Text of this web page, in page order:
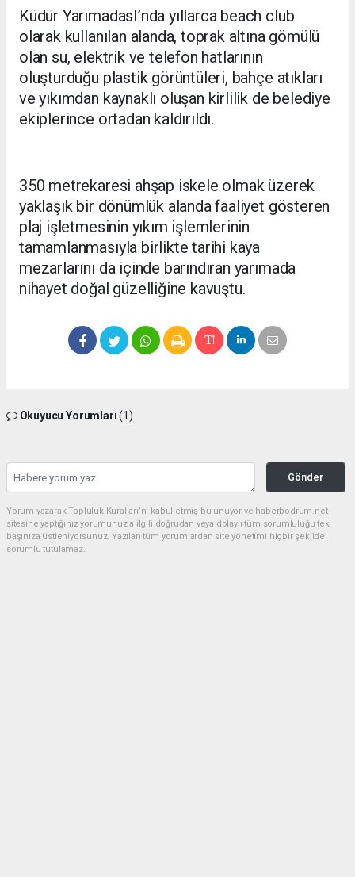
Küdür YarımadasI’nda yıllarca beach club
olarak kullanılan alanda, toprak altına gömülü
olan su, elektrik ve telefon hatlarının
oluşturduğu plastik görüntüleri, bahçe atıkları
ve yıkımdan kaynaklı oluşan kirlilik de belediye
ekiplerince ortadan kaldırıldı.
350 metrekaresi ahşap iskele olmak üzerek
yaklaşık bir dönümlük alanda faaliyet gösteren
plaj işletmesinin yıkım işlemlerinin
tamamlanmasıyla birlikte tarihi kaya
mezarlarını da içinde barındıran yarımada
nihayet doğal güzelliğine kavuştu.
Okuyucu Yorumları(1)
Gönder
Yorum yazarak Topluluk Kuralları’nı kabul etmiş bulunuyor ve haberbodrum.net
sitesine yaptığınız yorumunuzla ilgili doğrudan veya dolaylı tüm sorumluluğu tek
başınıza üstleniyorsunuz. Yazılan tüm yorumlardan site yönetimi hiçbir şekilde
sorumlu tutulamaz.